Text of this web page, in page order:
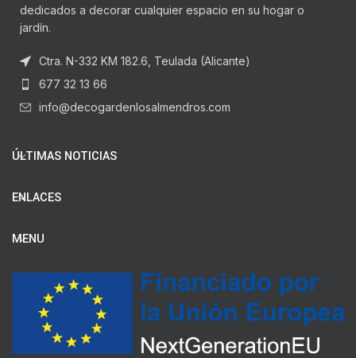
dedicados a decorar cualquier espacio en su hogar o
jardín.
Ctra. N-332 KM 182.6, Teulada (Alicante)
677 32 13 66
info@decogardenlosalmendros.com
ÚLTIMAS NOTICIAS
ENLACES
MENU